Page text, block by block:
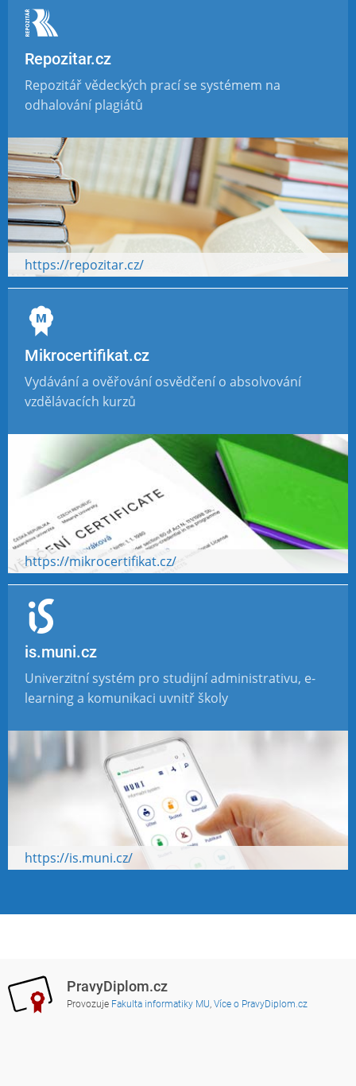
Repozitar.cz
Repozitář vědeckých prací se systémem na
odhalování plagiátů
https://repozitar.cz/
Mikrocertifikat.cz
Vydávání a ověřování osvědčení o absolvování
vzdělávacích kurzů
https://mikrocertifikat.cz/
is.muni.cz
Univerzitní systém pro studijní administrativu, e-
learning a komunikaci uvnitř školy
https://is.muni.cz/
PravyDiplom.cz
Provozuje Fakulta informatiky MU, Více o PravyDiplom.cz